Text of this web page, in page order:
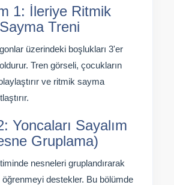
1: İleriye Ritmik
Sayma Treni
üzerindeki boşlukları 3'er
Tren görseli, çocukların
ve ritmik sayma
Yoncaları Sayalım
Gruplama)
nesneleri gruplandırarak
öğrenmeyi destekler. Bu bölümde